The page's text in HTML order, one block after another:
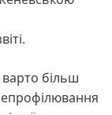
більш